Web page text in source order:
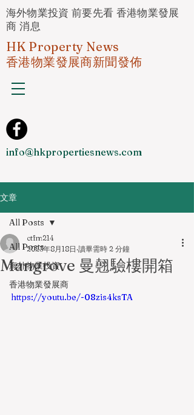
海外物業投資 前要先看 香港物業發展
商 消息
HK Property News
香港物業發展商新聞發佈
info@hkpropertiesnews.com
文章
All Posts
海外物業投資
香港物業發展商
All Posts
Mangrove 曼翹驗樓開箱
ctfm214
2023年8月18日 讀畢需時 2 分鐘
https://youtu.be/-08zis4ksTA